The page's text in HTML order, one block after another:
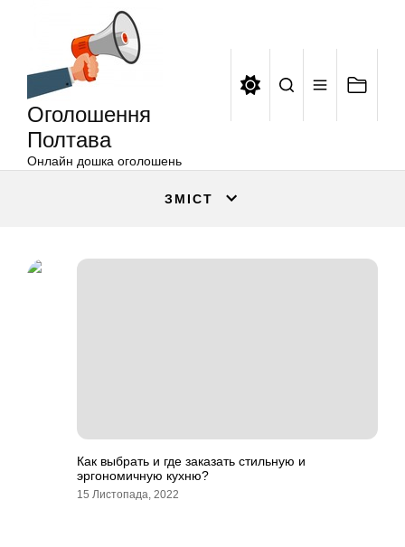
Оголошення
Полтава
Онлайн дошка оголошень
ЗМІСТ
Как выбрать и где заказать стильную и
эргономичную кухню?
15 Листопада, 2022